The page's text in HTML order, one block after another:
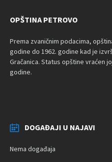
OPŠTINA PETROVO
Prema zvaničnim podacima,
godine do 1962. godine kad je
Gračanica. Status opštine vraćen
godine.
DOGAĐAJI U NAJAVI
Nema događaja